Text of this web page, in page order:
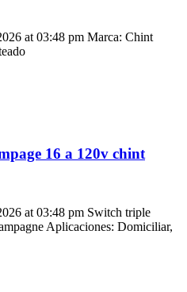
at 03:48 pm Marca: Chint
16 a 120v chint
at 03:48 pm Switch triple
Aplicaciones: Domiciliar,